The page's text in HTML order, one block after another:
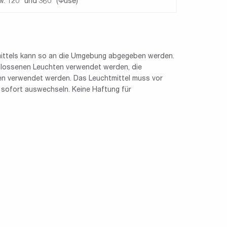
kann so an die Umgebung abgegeben werden.
Leuchten verwendet werden, die
verwendet werden. Das Leuchtmittel muss vor
auswechseln. Keine Haftung für